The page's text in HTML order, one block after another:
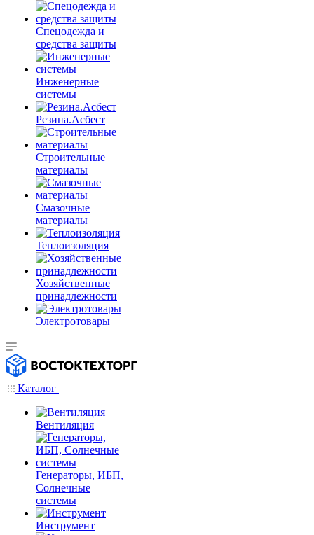
Спецодежда и
средства защиты
Инженерные
системы
Резина.Асбест
Строительные
материалы
Смазочные
материалы
Теплоизоляция
Хозяйственные
принадлежности
Электротовары
Каталог
Вентиляция
Генераторы, ИБП,
Солнечные
системы
Инструмент